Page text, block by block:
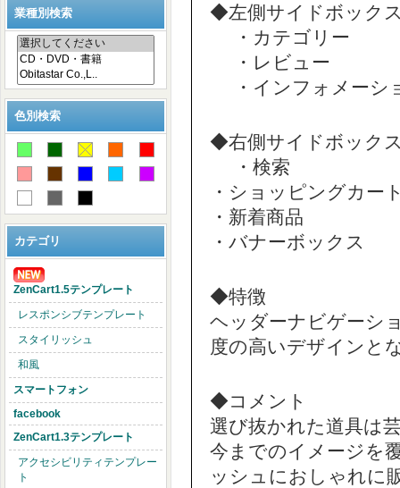
業種別検索
色別検索
カテゴリ
ZenCart1.5テンプレート
レスポンシブテンプレート
スタイリッシュ
和風
スマートフォン
facebook
ZenCart1.3テンプレート
アクセシビリティテンプレー
ト
◆左側サイドボック
・カテゴリー
・レビュー
・インフォメーシ
◆右側サイドボック
・検索
・ショッピングカー
・新着商品
・バナーボックス
◆特徴
ヘッダーナビゲーシ
度の高いデザインと
◆コメント
選び抜かれた道具は
今までのイメージを
ッシュにおしゃれに